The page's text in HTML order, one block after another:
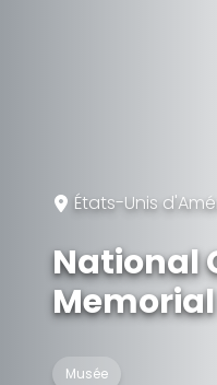
États-Unis
National
Musée